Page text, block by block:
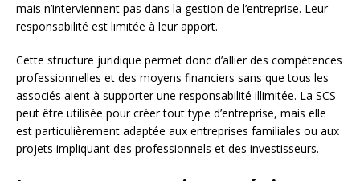
mais n’interviennent pas dans la gestion de l’entreprise. Leur
responsabilité est limitée à leur apport.
Cette structure juridique permet donc d’allier des compétences
professionnelles et des moyens financiers sans que tous les
associés aient à supporter une responsabilité illimitée. La SCS
peut être utilisée pour créer tout type d’entreprise, mais elle
est particulièrement adaptée aux entreprises familiales ou aux
projets impliquant des professionnels et des investisseurs.